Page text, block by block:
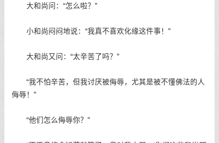
大和尚问：“怎么啦？”
小和尚闷闷地说：“我真不喜欢化缘这件事！”
大和尚又问：“太辛苦了吗？”
“我不怕辛苦，但我讨厌被侮辱，尤其是被不懂佛法的人
侮辱！”
“他们怎么侮辱你？”